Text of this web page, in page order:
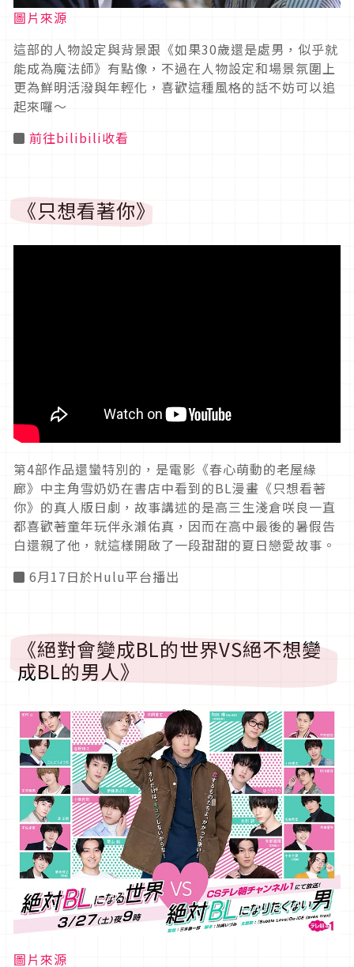
圖片來源
這部的人物設定與背景跟《如果30歲還是處男，似乎就
能成為魔法師》有點像，不過在人物設定和場景氛圍上
更為鮮明活潑與年輕化，喜歡這種風格的話不妨可以追
起來囉～
◼ 前往bilibili收看
《只想看著你》
第4部作品還蠻特別的，是電影《春心萌動的老屋緣
廊》中主角雪奶奶在書店中看到的BL漫畫《只想看著
你》的真人版日劇，故事講述的是高三生淺倉咲良一直
都喜歡著童年玩伴永瀨佑真，因而在高中最後的暑假告
白還親了他，就這樣開啟了一段甜甜的夏日戀愛故事。
◼ 6月17日於Hulu平台播出
《絕對會變成BL的世界VS絕不想變
成BL的男人》
圖片來源